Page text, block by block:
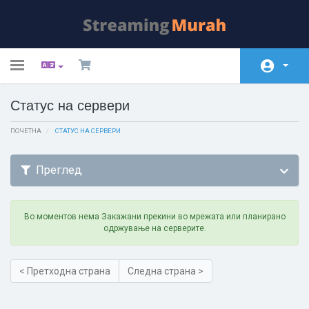
Toggle
Почетна
Store
База на знаења
Статус на сервери
Статус на сервери
ПОЧЕТНА СТАТУС НА СЕРВЕРИ
Преглед
Во моментов нема Закажани прекини во мрежата или планирано
одржување на серверите.
< Претходна страна Следна страна >